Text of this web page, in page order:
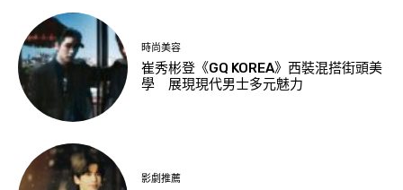
時尚美容
崔秀彬登《GQ KOREA》西裝混搭街頭美
學 展現現代男士多元魅力
影劇推薦